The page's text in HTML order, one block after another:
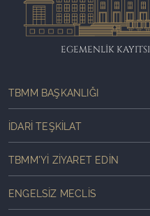
EGEMENLİK
TBMM BAŞKANLIĞI
İDARI TEŞKILAT
TBMM'YI ZIYARET EDIN
ENGELSIZ MECLIS